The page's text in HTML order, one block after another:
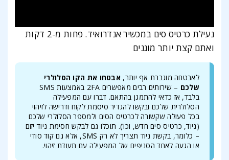
נעילת כרטיס סים במכשיר אנדרואיד. פחות מ-2 דקות
ואתם קצת יותר מוגנים
לאבטחה מוגברת אף יותר, אבטחו את הקו הסלולרי
שלכם
– שירותים רבים מאפשרים 2FA באמצעות SMS
בלבד, אז כדאי להתמגן בהתאם. דברו עם המפעילה
הסלולרית שלכם ובקשו להגדיר סיסמת לקוח ודרישה לזיהוי
בכל פעולה שקשורה לכרטיס הסים ולמספר הסלולרי שלכם
(ניוד, כרטיס סים חדש, וכו’). תוכלו גם לבקש חסימת ניוד יזום
– כלומר, בקשת ניוד תצריך לא רק SMS, אלא גם קוד סודי
או הגעה לאחד הסניפים של המפעילה עם תעודת זיהוי.